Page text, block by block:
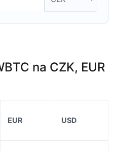
na CZK, EUR
EUR USD